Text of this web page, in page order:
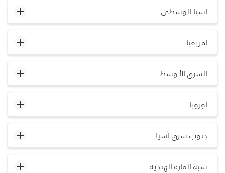
آسيا الوسطى
أفريقيا
الشرق الأوسط
أوروبا
جنوب شرق آسيا
شبه القارة الهندية